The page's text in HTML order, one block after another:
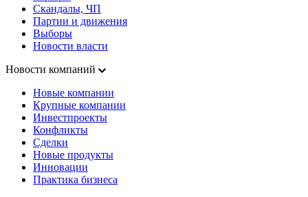
Скандалы, ЧП
Партии и движения
Выборы
Новости власти
Новости компаний
Новые компании
Крупные компании
Инвестпроекты
Конфликты
Сделки
Новые продукты
Инновации
Практика бизнеса